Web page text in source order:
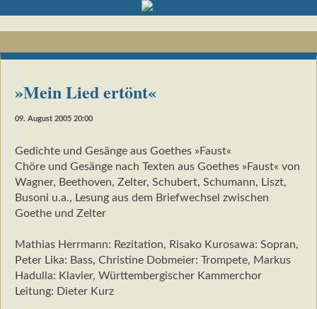
»Mein Lied ertönt«
09. August 2005 20:00
Gedichte und Gesänge aus Goethes »Faust«
Chöre und Gesänge nach Texten aus Goethes »Faust« von
Wagner, Beethoven, Zelter, Schubert, Schumann, Liszt,
Busoni u.a., Lesung aus dem Briefwechsel zwischen
Goethe und Zelter
Mathias Herrmann: Rezitation, Risako Kurosawa: Sopran,
Peter Lika: Bass, Christine Dobmeier: Trompete, Markus
Hadulla: Klavier, Württembergischer Kammerchor
Leitung: Dieter Kurz